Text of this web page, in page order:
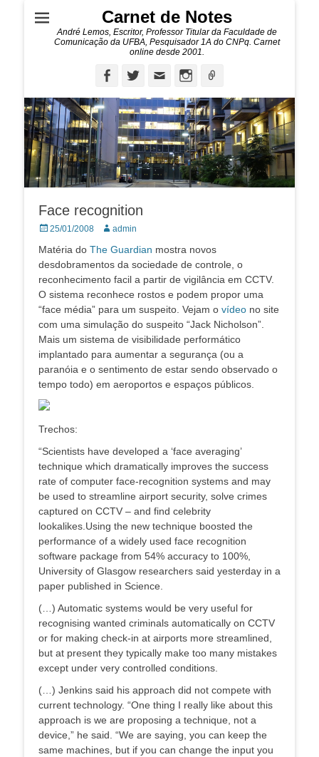
Carnet de Notes
André Lemos, Escritor, Professor Titular da Faculdade de
Comunicação da UFBA, Pesquisador 1A do CNPq. Carnet
online desde 2001.
FacebookTwitterEmail Instagram
Face recognition
Posted
25/01/2008 Autor:admin
Matéria do The Guardian mostra novos
desdobramentos da sociedade de controle, o
reconhecimento facil a partir de vigilância em CCTV.
O sistema reconhece rostos e podem propor uma
“face média” para um suspeito. Vejam o vídeo no site
com uma simulação do suspeito “Jack Nicholson”.
Mais um sistema de visibilidade performático
implantado para aumentar a segurança (ou a
paranóia e o sentimento de estar sendo observado o
tempo todo) em aeroportos e espaços públicos.
Trechos:
“Scientists have developed a ‘face averaging’
technique which dramatically improves the success
rate of computer face-recognition systems and may
be used to streamline airport security, solve crimes
captured on CCTV – and find celebrity
lookalikes.Using the new technique boosted the
performance of a widely used face recognition
software package from 54% accuracy to 100%,
University of Glasgow researchers said yesterday in a
paper published in Science.
(…) Automatic systems would be very useful for
recognising wanted criminals automatically on CCTV
or for making check-in at airports more streamlined,
but at present they typically make too many mistakes
except under very controlled conditions.
(…) Jenkins said his approach did not compete with
current technology. “One thing I really like about this
approach is we are proposing a technique, not a
device,” he said. “We are saying, you can keep the
same machines, but if you can change the input you